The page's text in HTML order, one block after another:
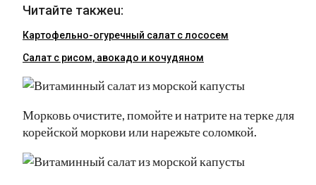
Читайте такжеu:
Картофельно-огуречный салат с лососем
Салат с рисом, авокадо и кочудяном
Морковь очистите, помойте и натрите на терке для
корейской моркови или нарежьте соломкой.